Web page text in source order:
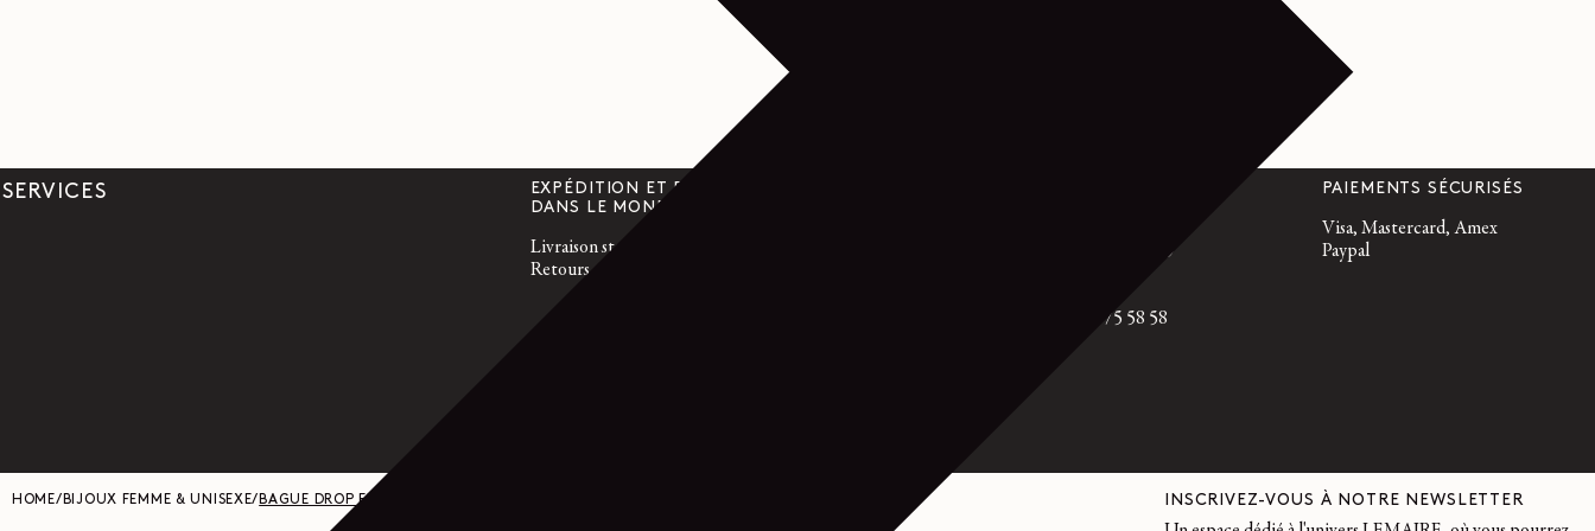
SERVICES
EXPÉDITION ET RETOURS
DANS LE MONDE ENTIER
Livraison standard gratuite
Retours gratuits sous 14 jours
Du lundi au vendredi, de 10 h à 19
International : +33 9 74 75 58 58
PAIEMENTS SÉCURISÉS
Visa, Mastercard, Amex
Paypal
HOME/ BIJOUX FEMME & UNISEXE/ BAGUE DROP EN ARGENT - ARGENT - ARGENT INSCRIVEZ-VOUS À NOTRE NEWSLETTER